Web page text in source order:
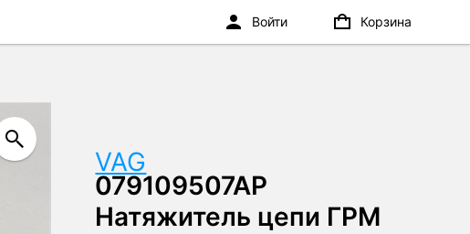
VAG
079109507AP
Натяжитель цепи ГРМ
Войти Корзина